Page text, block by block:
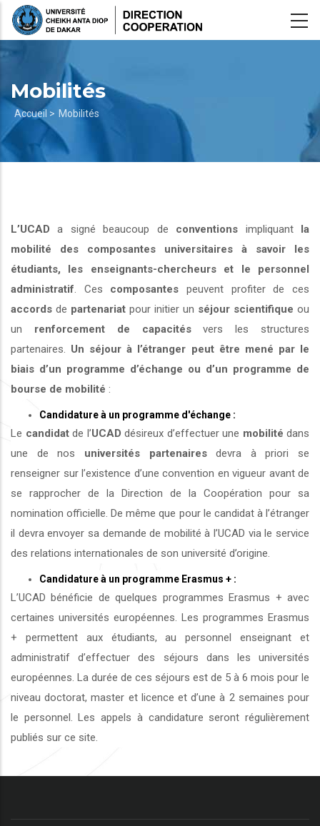
Aller
Mobilités
Fil
d'Ariane
Accueil > Mobilités
L’UCAD a signé beaucoup de conventions impliquant la
mobilité des composantes universitaires à savoir les
étudiants, les enseignants-chercheurs et le personnel
administratif . Ces composantes peuvent profiter de ces
accords de partenariat pour initier un séjour scientifique ou
un renforcement de capacitésvers les structures
partenaires. Un séjour à l’étranger peut être mené par le
biais d’un programme d’échange ou d’un programme de
bourse de mobilité :
Candidature à un programme d'échange :
Le candidatde l’UCAD désireux d’effectuer une mobilité dans
une de nos universités partenairesdevra à priori se
renseigner sur l’existence d’une convention en vigueur avant de
se rapprocher de la Direction de la Coopération pour sa
nomination officielle. De même que pour le candidat à l’étranger
il devra envoyer sa demande de mobilité à l’UCAD via le service
des relations internationales de son université d’origine.
Candidature à un programme Erasmus + :
L’UCAD bénéficie de quelques programmes Erasmus + avec
certaines universités européennes. Les programmes Erasmus
+ permettent aux étudiants, au personnel enseignant et
administratif d’effectuer des séjours dans les universités
européennes. La durée de ces séjours est de 5 à 6 mois pour le
niveau doctorat, master et licence et d’une à 2 semaines pour
le personnel. Les appels à candidature seront régulièrement
publiés sur ce site.